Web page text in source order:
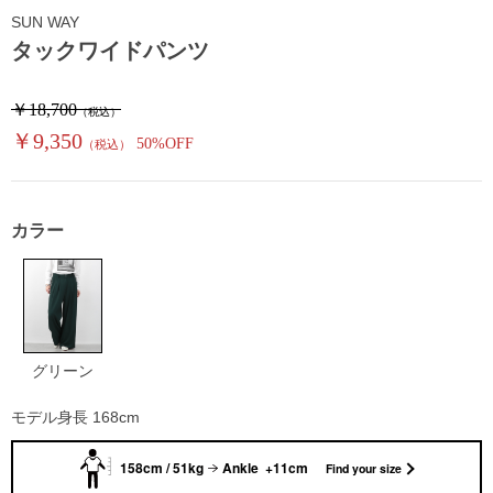
タックワイドパンツ
￥18,700（税込）
￥9,350 （税込） 50%OFF
SUN WAY
カラー
グリーン
モデル身長 168cm
158cm / 51kg Ankle +11cm Find your size